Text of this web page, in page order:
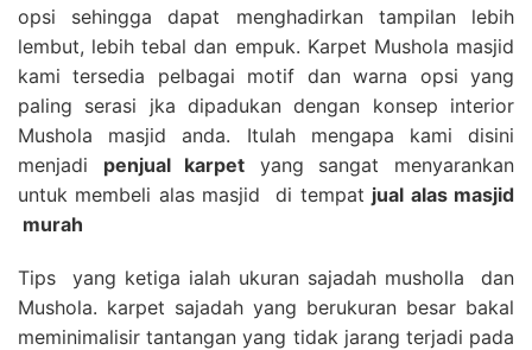
opsi sehingga dapat menghadirkan tampilan lebih
lembut, lebih tebal dan empuk. Karpet Mushola masjid
kami tersedia pelbagai motif dan warna opsi yang
paling serasi jka dipadukan dengan konsep interior
Mushola masjid anda. Itulah mengapa kami disini
menjadi penjual karpet yang sangat menyarankan
untuk membeli alas masjid di tempat jual alas masjid
murah
Tips yang ketiga ialah ukuran sajadah musholla dan
Mushola. karpet sajadah yang berukuran besar bakal
meminimalisir tantangan yang tidak jarang terjadi pada